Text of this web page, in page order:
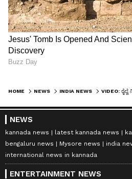
HOME NEWS INDIA NEWS
NEWS
kannada news latest kannada news
bengaluru news
Mysore news
india
international news in kannada
ENTERTAINMENT NEWS